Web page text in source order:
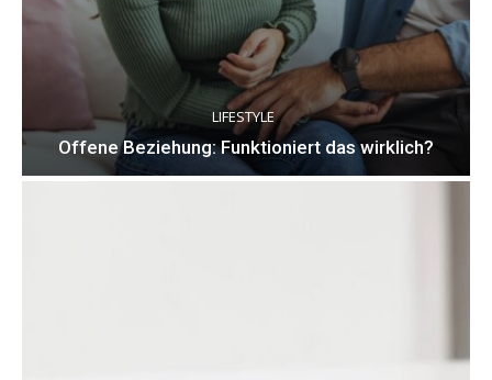
LIFESTYLE
Offene Beziehung: Funktioniert das wirklich?